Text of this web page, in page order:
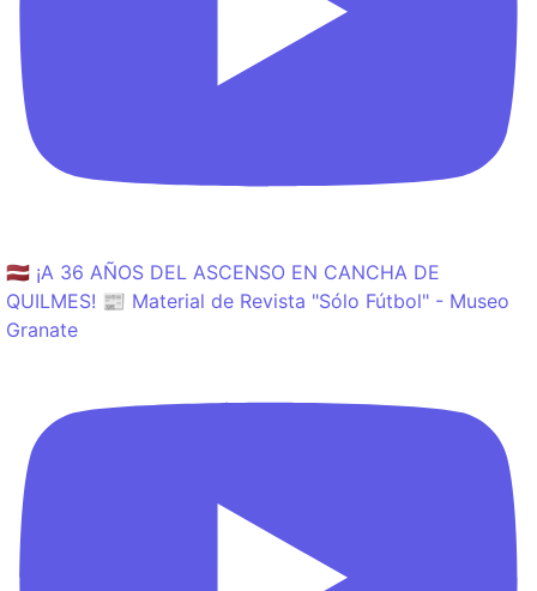
🇱🇻 ¡A 36 AÑOS DEL ASCENSO EN CANCHA DE
QUILMES! 📰 Material de Revista "Sólo Fútbol" - Museo
Granate